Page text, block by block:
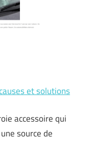
et solutions
accessoire qui
source de